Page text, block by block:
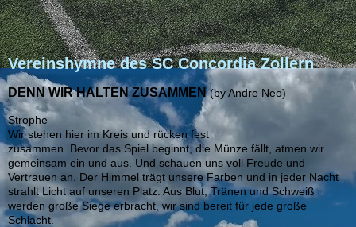
Vereinshymne des SC Concordia Zollern
DENN WIR HALTEN ZUSAMMEN (by Andre Neo)
Strophe
Wir stehen hier im Kreis und rücken fest
zusammen. Bevor das Spiel beginnt, die Münze fällt, atmen wir
gemeinsam ein und aus. Und schauen uns voll Freude und
Vertrauen an. Der Himmel trägt unsere Farben und in jeder Nacht
strahlt Licht auf unseren Platz. Aus Blut, Tränen und Schweiß
werden große Siege erbracht, wir sind bereit für jede große
Schlacht.